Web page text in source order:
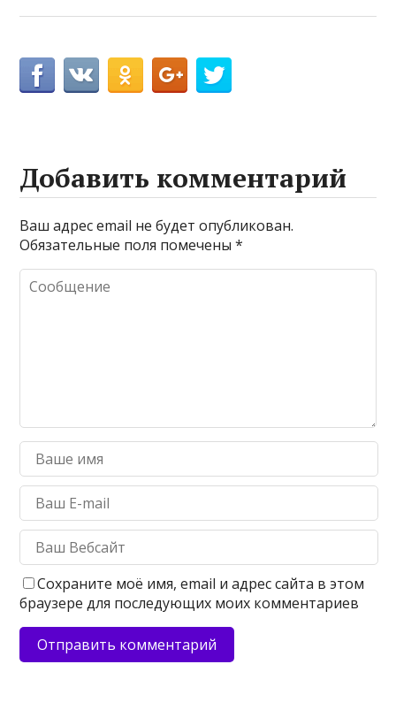
Добавить комментарий
Ваш адрес email не будет опубликован.
Обязательные поля помечены*
Сохраните моё имя, email и адрес сайта в этом
браузере для последующих моих комментариев